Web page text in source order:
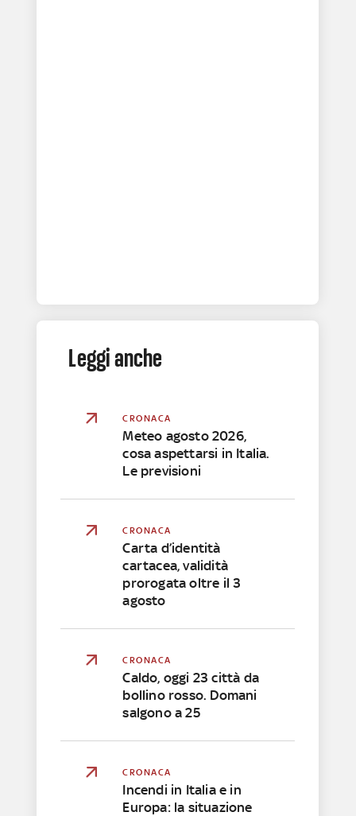
Leggi anche
CRONACA
Meteo agosto 2026,
cosa aspettarsi in Italia.
Le previsioni
CRONACA
Carta d’identità
cartacea, validità
prorogata oltre il 3
agosto
CRONACA
Caldo, oggi 23 città da
bollino rosso. Domani
salgono a 25
CRONACA
Incendi in Italia e in
Europa: la situazione